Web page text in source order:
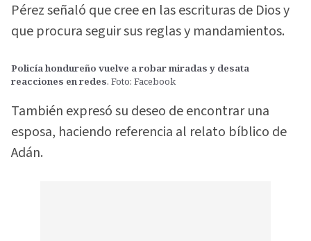
Pérez señaló que cree en las escrituras de Dios y
que procura seguir sus reglas y mandamientos.
Policía hondureño vuelve a robar miradas y desata
reacciones en redes. Foto: Facebook
También expresó su deseo de encontrar una
esposa, haciendo referencia al relato bíblico de
Adán.